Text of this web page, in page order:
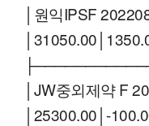
│원익IPSF
│JW중외제약 F
│25300.00│-